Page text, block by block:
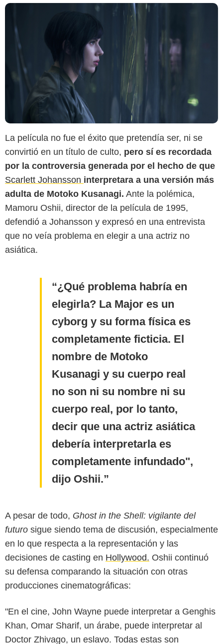
La película no fue el éxito que pretendía ser, ni se
convirtió en un título de culto, pero sí es recordada
por la controversia generada por el hecho de que
Scarlett Johansson interpretara a una versión más
adulta de Motoko Kusanagi. Ante la polémica,
Mamoru Oshii, director de la película de 1995,
defendió a Johansson y expresó en una entrevista
que no veía problema en elegir a una actriz no
asiática.
¿Qué problema habría en
elegirla? La Major es un
cyborg y su forma física es
completamente ficticia. El
nombre de Motoko
Kusanagi y su cuerpo real
no son ni su nombre ni su
cuerpo real, por lo tanto,
decir que una actriz asiática
debería interpretarla es
completamente infundado",
dijo Oshii.
A pesar de todo, Ghost in the Shell: vigilante del
futuro sigue siendo tema de discusión, especialmente
en lo que respecta a la representación y las
decisiones de casting en Hollywood. Oshii continuó
su defensa comparando la situación con otras
producciones cinematográficas:
"En el cine, John Wayne puede interpretar a Genghis
Khan, Omar Sharif, un árabe, puede interpretar al
Doctor Zhivago, un eslavo. Todas estas son
The Guardian